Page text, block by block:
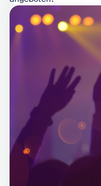
Zeige Lyrica - Macht